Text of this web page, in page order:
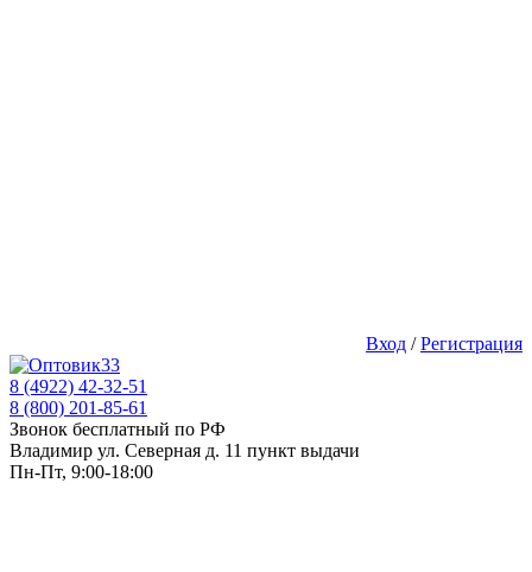
Вход /Регистрация
8 (4922) 42-32-51
8 (800) 201-85-61
Звонок бесплатный по РФ
Владимир ул. Северная д. 11 пункт выдачи
Пн-Пт, 9:00-18:00